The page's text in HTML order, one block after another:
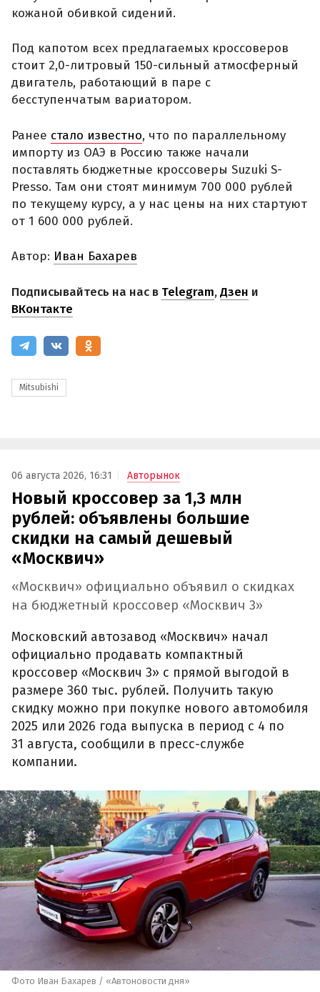
кожаной обивкой сидений.
Под капотом всех предлагаемых кроссоверов
стоит 2,0-литровый 150-сильный атмосферный
двигатель, работающий в паре с
бесступенчатым вариатором.
Ранее стало известно, что по параллельному
импорту из ОАЭ в Россию также начали
поставлять бюджетные кроссоверы Suzuki S-
Presso. Там они стоят минимум 700 000 рублей
по текущему курсу, а у нас цены на них стартуют
от 1 600 000 рублей.
Автор: Иван Бахарев
Подписывайтесь на нас в Telegram,Дзен и
ВКонтакте
Mitsubishi
06 августа 2026, 16:31 Авторынок
Новый кроссовер за 1,3 млн
рублей: объявлены большие
скидки на самый дешевый
«Москвич»
«Москвич» официально объявил о скидках
на бюджетный кроссовер «Москвич 3»
Московский автозавод «Москвич» начал
официально продавать компактный
кроссовер «Москвич 3» с прямой выгодой в
размере 360 тыс. рублей. Получить такую
скидку можно при покупке нового автомобиля
2025 или 2026 года выпуска в период с 4 по
31 августа, сообщили в пресс-службе
компании.
Фото Иван Бахарев / «Автоновости дня»